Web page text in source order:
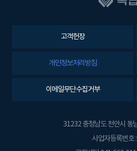
고객헌장
개인정보처리방침
이메일무단수집거부
31232 충청남도 천안시 동
사업자등록번호